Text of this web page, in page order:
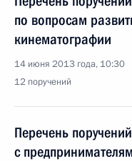
по вопросам
кинематографии
14 июня 2013 года, 10:30
12 поручений
Перечень
с